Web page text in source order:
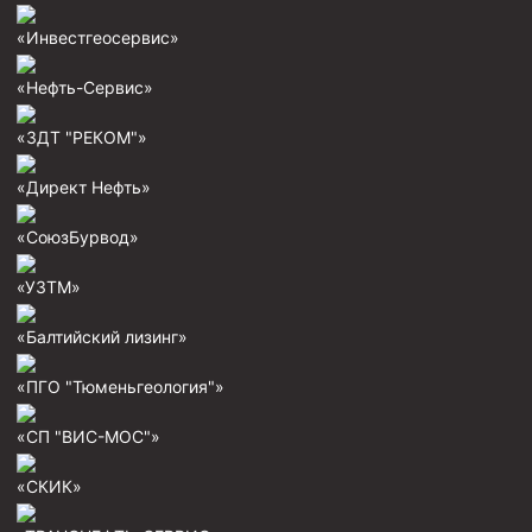
Муфта ОТТГ 114
Буровое оборудование
Фонтанная и запорная арматура
Оборудование для трубопроводов и манифольдов
высокого давления
Задвижки буровые
Буровые насосы
Буровые установки
«Инвестгеосервис»
«Нефть-Сервис»
«ЗДТ "РЕКОМ"»
«Директ Нефть»
«СоюзБурвод»
«УЗТМ»
«Балтийский лизинг»
«ПГО "Тюменьгеология"»
«СП "ВИС-МОС"»
«СКИК»